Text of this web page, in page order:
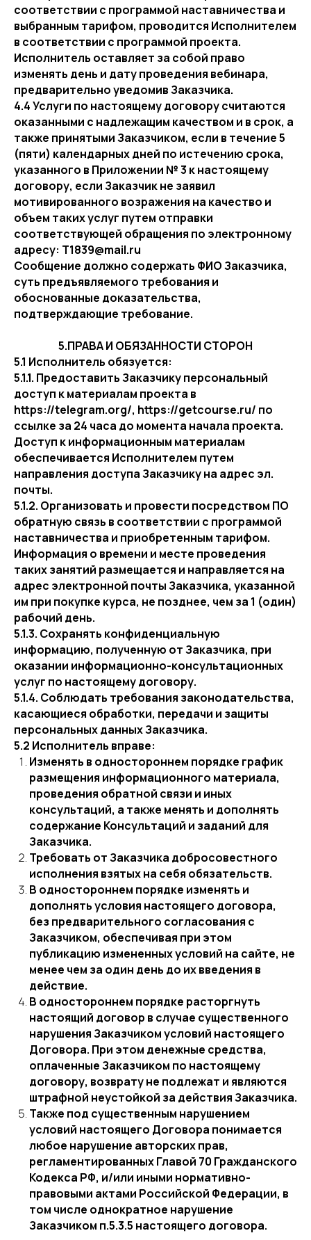
соответствии с программой наставничества и
выбранным тарифом, проводится Исполнителем
в соответствии с программой проекта.
Исполнитель оставляет за собой право
изменять день и дату проведения вебинара,
предварительно уведомив Заказчика.
4.4 Услуги по настоящему договору считаются
оказанными с надлежащим качеством и в срок, а
также принятыми Заказчиком, если в течение 5
(пяти) календарных дней по истечению срока,
указанного в Приложении № 3 к настоящему
договору, если Заказчик не заявил
мотивированного возражения на качество и
объем таких услуг путем отправки
соответствующей обращения по электронному
адресу: T1839@mail.ru
Сообщение должно содержать ФИО Заказчика,
суть предъявляемого требования и
обоснованные доказательства,
подтверждающие требование.
5.ПРАВА И ОБЯЗАННОСТИ СТОРОН
5.1 Исполнитель обязуется:
5.1.1. Предоставить Заказчику персональный
доступ к материалам проекта в
https://telegram.org/, https://getcourse.ru/ по
ссылке за 24 часа до момента начала проекта.
Доступ к информационным материалам
обеспечивается Исполнителем путем
направления доступа Заказчику на адрес эл.
почты.
5.1.2. Организовать и провести посредством ПО
обратную связь в соответствии с программой
наставничества и приобретенным тарифом.
Информация о времени и месте проведения
таких занятий размещается и направляется на
адрес электронной почты Заказчика, указанной
им при покупке курса, не позднее, чем за 1 (один)
рабочий день.
5.1.3. Сохранять конфиденциальную
информацию, полученную от Заказчика, при
оказании информационно-консультационных
услуг по настоящему договору.
5.1.4. Соблюдать требования законодательства,
касающиеся обработки, передачи и защиты
персональных данных Заказчика.
5.2 Исполнитель вправе:
Изменять в одностороннем порядке график
размещения информационного материала,
проведения обратной связи и иных
консультаций, а также менять и дополнять
содержание Консультаций и заданий для
Заказчика.
Требовать от Заказчика добросовестного
исполнения взятых на себя обязательств.
В одностороннем порядке изменять и
дополнять условия настоящего договора,
без предварительного согласования с
Заказчиком, обеспечивая при этом
публикацию измененных условий на сайте, не
менее чем за один день до их введения в
действие.
В одностороннем порядке расторгнуть
настоящий договор в случае существенного
нарушения Заказчиком условий настоящего
Договора. При этом денежные средства,
оплаченные Заказчиком по настоящему
договору, возврату не подлежат и являются
штрафной неустойкой за действия Заказчика.
Также под существенным нарушением
условий настоящего Договора понимается
любое нарушение авторских прав,
регламентированных Главой 70 Гражданского
Кодекса РФ, и/или иными нормативно-
правовыми актами Российской Федерации, в
том числе однократное нарушение
Заказчиком п.5.3.5 настоящего договора.